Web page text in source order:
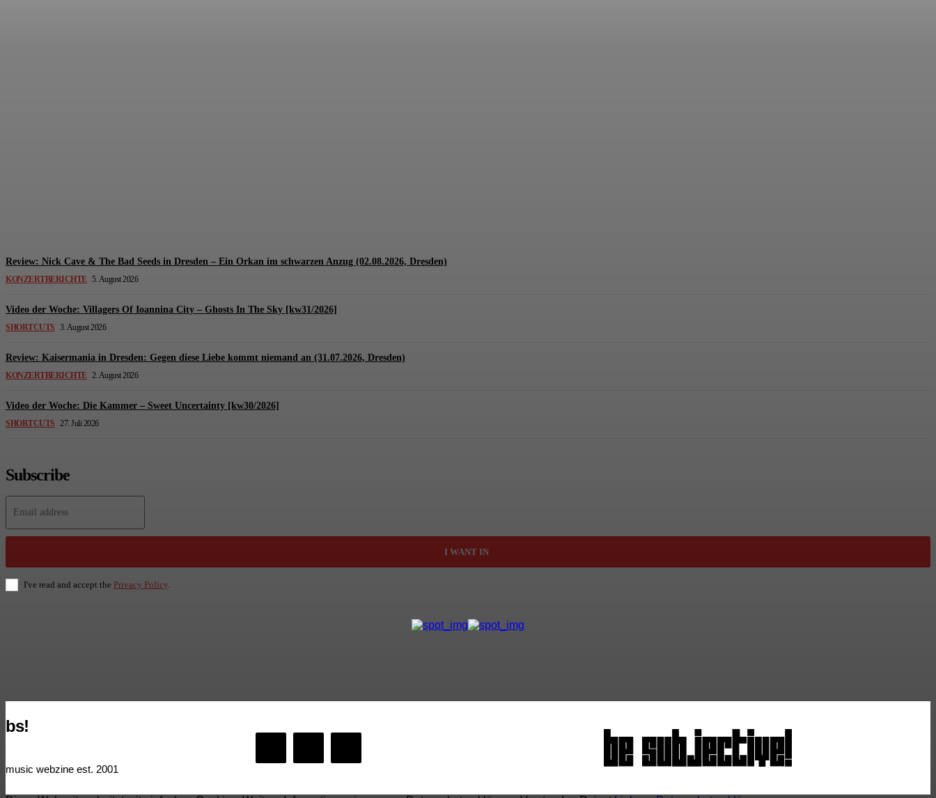
Review: Nick Cave & The Bad Seeds in Dresden – Ein Orkan im schwarzen Anzug (02.08.2026, Dresden)
KONZERTBERICHTE 5. August 2026
Video der Woche: Villagers Of Ioannina City – Ghosts In The Sky [kw31/2026]
SHORTCUTS 3. August 2026
Review: Kaisermania in Dresden: Gegen diese Liebe kommt niemand an (31.07.2026, Dresden)
KONZERTBERICHTE 2. August 2026
Video der Woche: Die Kammer – Sweet Uncertainty [kw30/2026]
SHORTCUTS 27. Juli 2026
Subscribe
I WANT IN
I've read and accept the Privacy Policy
bs!
music webzine est. 2001